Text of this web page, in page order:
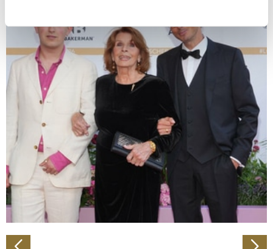
bestimmten Merkmalen (Fingerprinting) identifizieren
Erfahren Sie mehr darüber, wie Ihre persönlichen Daten
verarbeitet werden, und legen Sie Ihre Präferenzen im
Abschnitt Einzelheitenfest.
Wir verwenden Cookies, um Inhalte und Anzeigen zu
personalisieren, Funktionen für soziale Medien anbieten
zu können und die Zugriffe auf unsere Website zu
analysieren. Außerdem geben wir Informationen zu Ihrer
Verwendung unserer Website an unsere Partner für
soziale Medien, Werbung und Analysen weiter. Unsere
Partner führen diese Informationen möglicherweise mit
weiteren Daten zusammen, die Sie ihnen bereitgestellt
gesammelt haben.